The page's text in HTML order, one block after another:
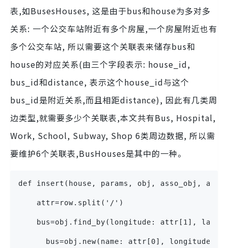
表,如BusesHouses, 这是由于bus和house为多对多
关系: 一个公交车站附近有多个房屋,一个房屋附近也有
多个公交车站, 所以需要这个关联表来储存bus和
house的对应关系(由三个字段表示: house_id,
bus_id和distance, 表示这个house_id与这个
bus_id是附近关系,而且相距distance), 因此有几类周
边类型,就需要多少个关联表,本文共有Bus, Hospital,
Work, School, Subway, Shop 6类周边数据, 所以需
要维护6个关联表,BusHouses是其中的一种。
def insert(house, params, obj, asso_obj,
    attr=row.split('/')
bus=obj.find_by(longitude: attr[1],
bus=obj.new(name: attr[0], longitude: